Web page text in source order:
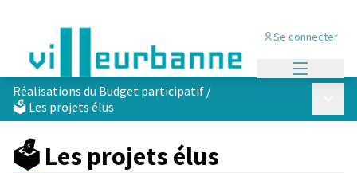
Se connecter
Réalisations du Budget participatif /
🗳️ Les projets élus
🗳️ Les projets élus